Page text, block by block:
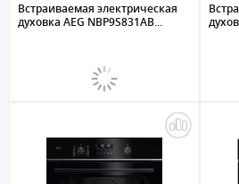
Встраиваемая электрическая
духовка AEG NBP9S831AB...